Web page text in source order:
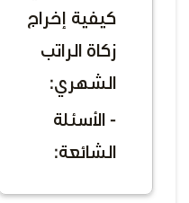
كيفية إخراج
زكاة الراتب
الشهري:
- الأسئلة
الشائعة: